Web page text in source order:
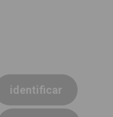
identificar